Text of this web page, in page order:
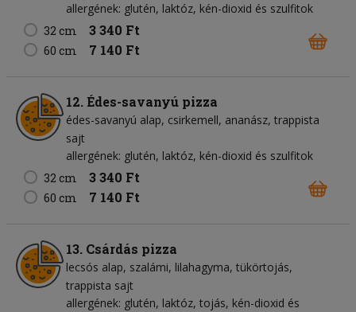
allergének: glutén, laktóz, kén-dioxid és szulfitok
32 cm
3 340 Ft
60 cm 7 140 Ft
12. Édes-savanyú pizza
édes-savanyú alap csirkemell ananász trappista
sajt
allergének: glutén, laktóz, kén-dioxid és szulfitok
32 cm
3 340 Ft
60 cm 7 140 Ft
13. Csárdás pizza
lecsós alap szalámi lilahagyma tükörtojás
trappista sajt
allergének: glutén, laktóz, tojás, kén-dioxid és